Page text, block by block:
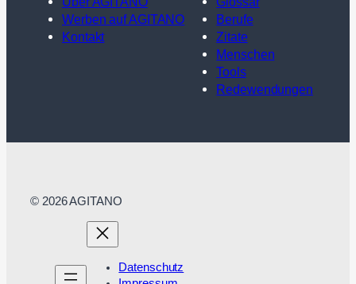
Werben auf AGITANO
Kontakt
Berufe
Zitate
Menschen
Tools
Redewendungen
© 2026 AGITANO
Datenschutz